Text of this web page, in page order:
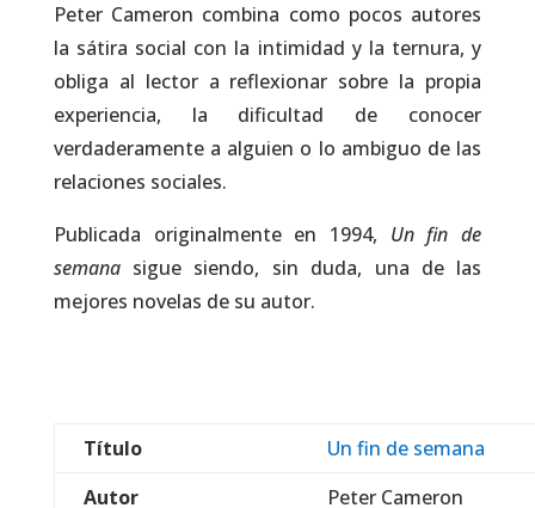
Peter Cameron combina como pocos autores
la sátira social con la intimidad y la ternura, y
obliga al lector a reflexionar sobre la propia
experiencia, la dificultad de conocer
verdaderamente a alguien o lo ambiguo de las
relaciones sociales.
Publicada originalmente en 1994, Un fin de
semanasigue siendo, sin duda, una de las
mejores novelas de su autor.
Título
Un fin de semana
Autor
Peter Cameron